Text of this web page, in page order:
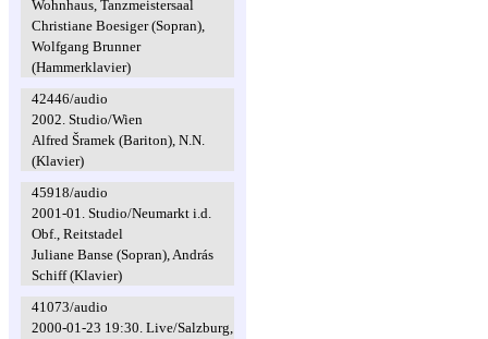
Wohnhaus, Tanzmeistersaal
Christiane Boesiger (Sopran),
Wolfgang Brunner
(Hammerklavier)
42446/audio
2002. Studio/Wien
Alfred Šramek (Bariton), N.N.
(Klavier)
45918/audio
2001-01. Studio/Neumarkt i.d.
Obf., Reitstadel
Juliane Banse (Sopran), András
Schiff (Klavier)
41073/audio
2000-01-23 19:30. Live/Salzburg,